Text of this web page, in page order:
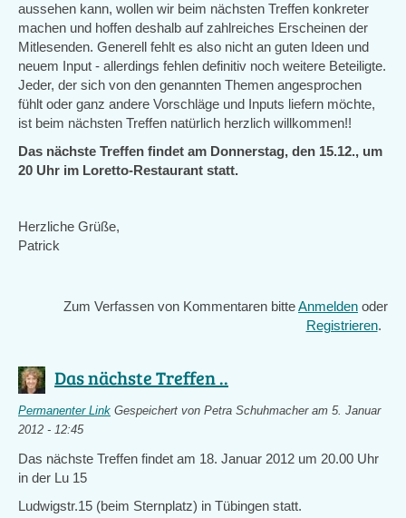
aussehen kann, wollen wir beim nächsten Treffen konkreter
machen und hoffen deshalb auf zahlreiches Erscheinen der
Mitlesenden. Generell fehlt es also nicht an guten Ideen und
neuem Input - allerdings fehlen definitiv noch weitere Beteiligte.
Jeder, der sich von den genannten Themen angesprochen
fühlt oder ganz andere Vorschläge und Inputs liefern möchte,
ist beim nächsten Treffen natürlich herzlich willkommen!!
Das nächste Treffen findet am Donnerstag, den 15.12., um
20 Uhr im Loretto-Restaurant statt.
Herzliche Grüße,
Patrick
Zum Verfassen von Kommentaren bitteAnmelden oder
Registrieren.
Das nächste Treffen ..
Permanenter Link Gespeichert von Petra Schuhmacheram 5. Januar
2012 - 12:45
Das nächste Treffen findet am 18. Januar 2012 um 20.00 Uhr
in der Lu 15
Ludwigstr.15 (beim Sternplatz) in Tübingen statt.